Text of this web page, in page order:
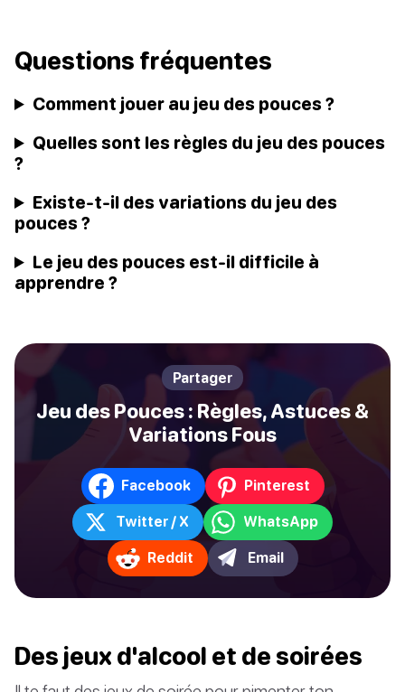
Questions fréquentes
Comment jouer au jeu des pouces ?
Quelles sont les règles du jeu des pouces
?
Existe-t-il des variations du jeu des
pouces ?
Le jeu des pouces est-il difficile à
apprendre ?
Partager
Jeu des Pouces : Règles, Astuces &
Variations Fous
Facebook Pinterest
Twitter / X WhatsApp
Reddit Email
Des jeux d'alcool et de soirées